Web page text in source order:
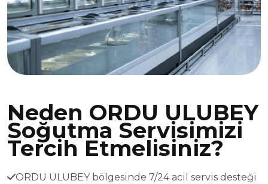
Neden ORDU ULUBEY
Soğutma Servisimizi
Tercih Etmelisiniz?
ORDU ULUBEY bölgesinde 7/24 acil servis desteği